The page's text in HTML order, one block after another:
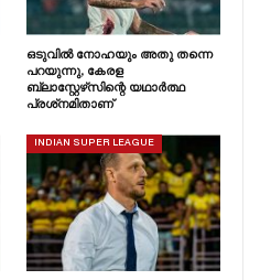
ഒടുവിൽ നോഹയും അതു തന്നെ
പറയുന്നു, കേരള
ബ്ലാസ്റ്റേഴ്‌സിന്റെ യഥാർത്ഥ
പ്രശ്‌നമിതാണ്
INDIAN SUPER LEAGUE